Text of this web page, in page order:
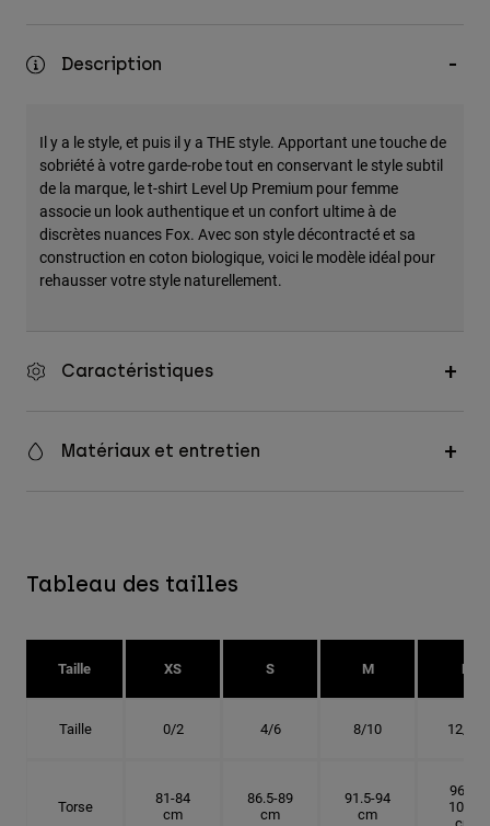
Tous les accessoires
Chapeaux et Casquettes
Voir tout
Description
Il y a le style, et puis il y a THE style. Apportant une touche de
sobriété à votre garde-robe tout en conservant le style subtil
de la marque, le t-shirt Level Up Premium pour femme
associe un look authentique et un confort ultime à de
discrètes nuances Fox. Avec son style décontracté et sa
construction en coton biologique, voici le modèle idéal pour
rehausser votre style naturellement.
Caractéristiques
Matériaux et entretien
Tableau des tailles
Taille XS S M L
Taille 0/2 4/6 8/10 12/14
Torse
81-84
cm
86.5-89
cm
91.5-94
cm
96.5-
101.5